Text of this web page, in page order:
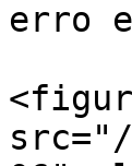
erro
src="/